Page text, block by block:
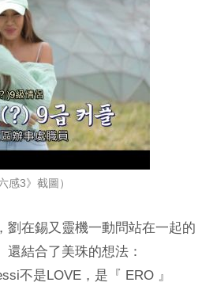
感3》截圖）
劉在錫又靈機一動問站在一起的
結合了美珠的想法：
不是LOVE，是『 ERO 』